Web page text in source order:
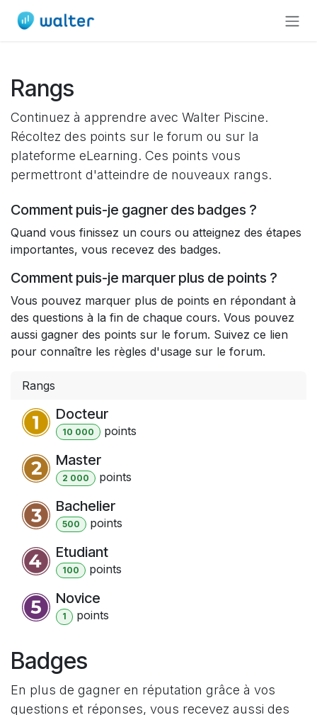
Se rendre au contenu
Rangs
Continuez à apprendre avec Walter Piscine.
Récoltez des points sur le forum ou sur la
plateforme eLearning. Ces points vous
permettront d'atteindre de nouveaux rangs.
Comment puis-je gagner des badges ?
Quand vous finissez un cours ou atteignez des étapes
importantes, vous recevez des badges.
Comment puis-je marquer plus de points ?
Vous pouvez marquer plus de points en répondant à
des questions à la fin de chaque cours. Vous pouvez
aussi gagner des points sur le forum. Suivez ce lien
pour connaître les règles d'usage sur le forum.
Rangs
Docteur
10 000 points
Master
2 000 points
Bachelier
500 points
Etudiant
100 points
Novice
1 points
Badges
En plus de gagner en réputation grâce à vos
questions et réponses, vous recevez aussi des